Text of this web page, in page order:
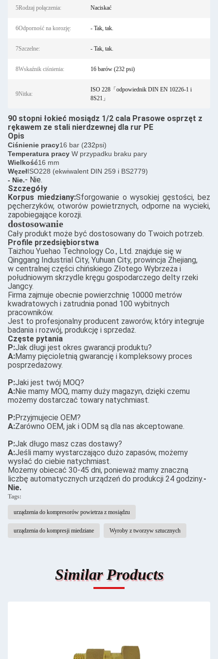
5Rodzaj połączenia: Naciskać
6Odporność na korozję: - Tak, tak.
7Szczelne: - Tak, tak.
8Wskaźnik ciśnienia: 16 barów (232 psi)
9Nitka:
ISO 228「odpowiednik DIN EN 10226-1 i
8S21」
90 stopni łokieć mosiądz 1/2 cala Prasowe osprzęt z
rękawem ze stali nierdzewnej dla rur PE
Opis
Ciśnienie pracy16 bar (232psi)
Temperatura pracy W przypadku braku pary
Wielkość16 mm
WęzełISO228 (ekwiwalent DIN 259 i BS2779)
- Nie.- Nie.
Szczegóły
Korpus miedziany:Sforgowanie o wysokiej gęstości, bez
pęcherzyków, otworów powietrznych, odporne na wycieki,
zapobiegające korozji.
dostosowanie
Cały produkt może być dostosowany do Twoich potrzeb.
Profile przedsiębiorstwa
Taizhou Yuehao Technology Co., Ltd. znajduje się w
Qinggang Industrial City, Yuhuan City, prowincja Zhejiang,
w centralnej części chińskiego Złotego Wybrzeża i
południowym skrzydle kręgu gospodarczego delty rzeki
Jangcy.
Firma zajmuje obecnie powierzchnię 10000 metrów
kwadratowych i zatrudnia ponad 100 wybitnych
pracowników.
Jest to profesjonalny producent zaworów, który integruje
badania i rozwój, produkcję i sprzedaż.
Częste pytania
P:Jak długi jest okres gwarancji produktu?
A:Mamy pięcioletnią gwarancję i kompleksowy proces
posprzedażowy.
P:Jaki jest twój MOQ?
A:Nie mamy MOQ, mamy duży magazyn, dzięki czemu
możemy dostarczać towary natychmiast.
P:Przyjmujecie OEM?
A:Zarówno OEM, jak i ODM są dla nas akceptowane.
P:Jak długo masz czas dostawy?
A:Jeśli mamy wystarczająco dużo zapasów, możemy
wysłać do ciebie natychmiast.
Możemy obiecać 30-45 dni, ponieważ mamy znaczną
liczbę automatycznych urządzeń do produkcji 24 godziny.-
Nie.
Tags:
urządzenia do kompresorów powietrza z mosiądzu
urządzenia do kompresji miedziane Wyroby z tworzyw sztucznych
Similar Products